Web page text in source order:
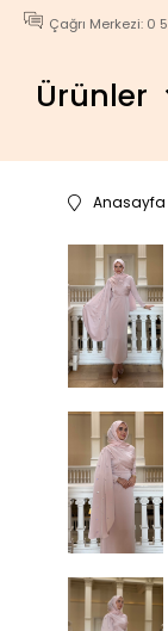
Çağrı Merkezi: 0
Ürünler
Anasayfa